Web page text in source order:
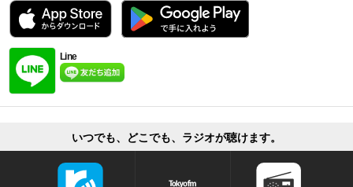
Line
いつでも、どこでも、ラジオが聴けます。